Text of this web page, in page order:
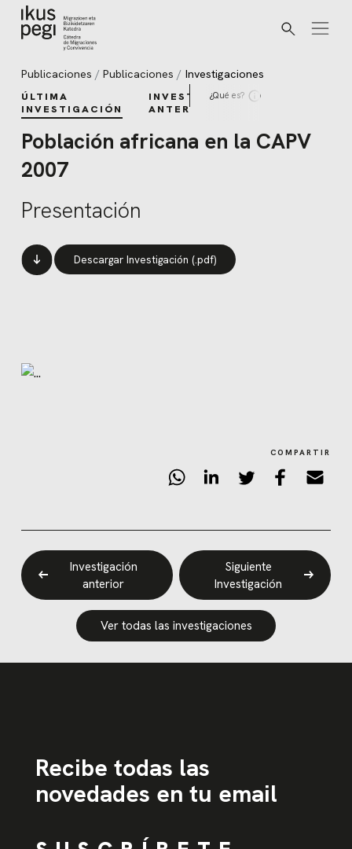
Ir directamente al contenido
Buscar
Publicaciones Publicaciones Investigaciones
ÚLTIMA
INVESTIGACIÓN
INVESTIGACIONES
ANTERIORES
¿Qué es?
Población africana en la CAPV
2007
Presentación
Descargar Investigación (.pdf)
COMPARTIR
Investigación
anterior
Siguiente
Investigación
Ver todas las investigaciones
Recibe todas las
novedades en tu email